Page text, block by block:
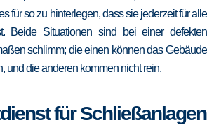
für so zu hinterlegen, dass sie jederzeit für alle
Beide Situationen sind bei einer defekten
schlimm; die einen können das Gebäude
und die anderen kommen nicht rein.
für Schließanlagen